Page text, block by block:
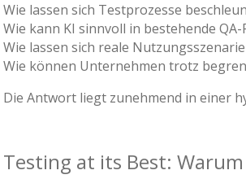
Wie lassen sich Testprozesse
Wie kann KI sinnvoll in bestehende
Wie lassen sich reale
Wie können Unternehmen trotz
Die Antwort liegt zunehmend in einer
Testing at its Best: